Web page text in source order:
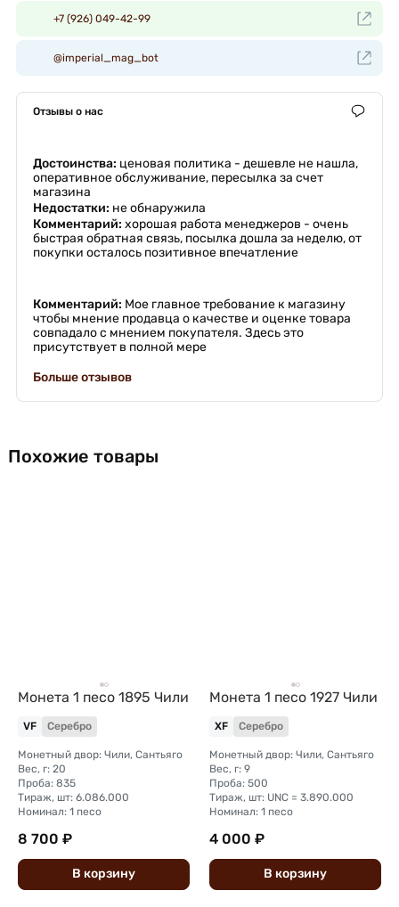
+7 (926) 049-42-99
@imperial_mag_bot
Отзывы о нас
Достоинства: ценовая политика - дешевле не нашла,
оперативное обслуживание, пересылка за счет
магазина
Недостатки: не обнаружила
Комментарий: хорошая работа менеджеров - очень
быстрая обратная связь, посылка дошла за неделю, от
покупки осталось позитивное впечатление
Комментарий: Мое главное требование к магазину
чтобы мнение продавца о качестве и оценке товара
совпадало с мнением покупателя. Здесь это
присутствует в полной мере
Больше отзывов
Похожие товары
Монета 1 песо 1895 Чили
VF Серебро
Монетный двор: Чили, Сантьяго
Вес, г: 20
Проба: 835
Тираж, шт: 6.086.000
Номинал: 1 песо
8 700 ₽
В корзину
Монета 1 песо 1927 Чили
XF Серебро
Монетный двор: Чили, Сантьяго
Вес, г: 9
Проба: 500
Тираж, шт: UNC = 3.890.000
Номинал: 1 песо
4 000 ₽
В корзину